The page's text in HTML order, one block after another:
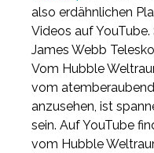
also erdähnlichen
Videos auf
James Webb
Vom Hubble
vom
anzusehen, ist
sein. Auf YouTube
vom Hubble